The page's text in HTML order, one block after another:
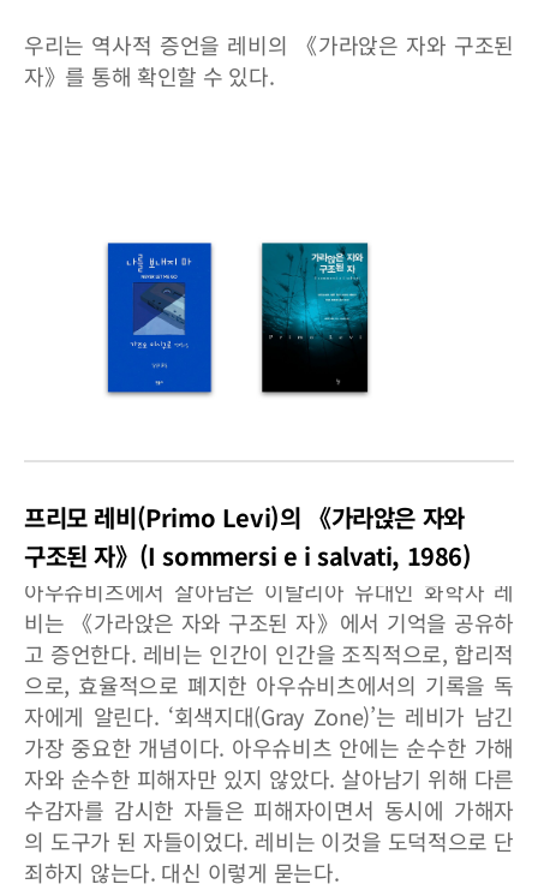
우리는 역사적 증언을 레비의 《가라앉은 자와 구조된
자》를 통해 확인할 수 있다.
프리모 레비(Primo Levi)의 《가라앉은 자와
구조된 자》(I sommersi e i salvati, 1986)
아우슈비츠에서 살아남은 이탈리아 유대인 화학자 레
비는 《가라앉은 자와 구조된 자》에서 기억을 공유하
고 증언한다. 레비는 인간이 인간을 조직적으로, 합리적
으로, 효율적으로 폐지한 아우슈비츠에서의 기록을 독
자에게 알린다. ‘회색지대(Gray Zone)’는 레비가 남긴
가장 중요한 개념이다. 아우슈비츠 안에는 순수한 가해
자와 순수한 피해자만 있지 않았다. 살아남기 위해 다른
수감자를 감시한 자들은 피해자이면서 동시에 가해자
의 도구가 된 자들이었다. 레비는 이것을 도덕적으로 단
죄하지 않는다. 대신 이렇게 묻는다.